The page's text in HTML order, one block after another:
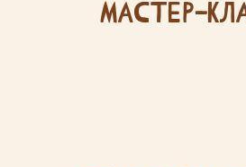
мастер-